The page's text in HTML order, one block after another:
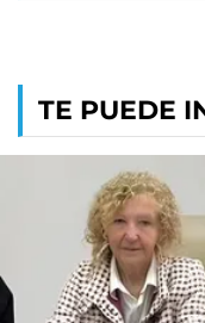
TE PUEDE